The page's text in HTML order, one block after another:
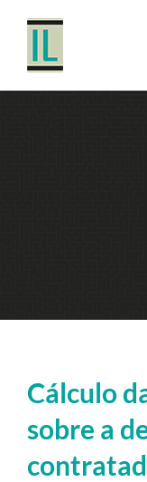
conteúdo
Cálculo
sobre a